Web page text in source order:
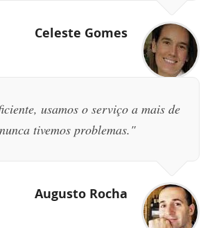
Celeste Gomes
usamos o serviço a mais de
tivemos problemas."
Augusto Rocha